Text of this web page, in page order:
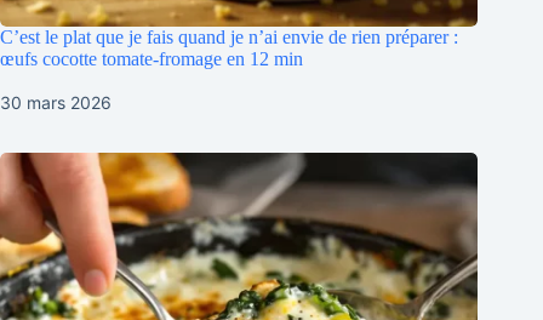
C’est le plat que je fais quand je n’ai envie de rien préparer :
œufs cocotte tomate-fromage en 12 min
30 mars 2026